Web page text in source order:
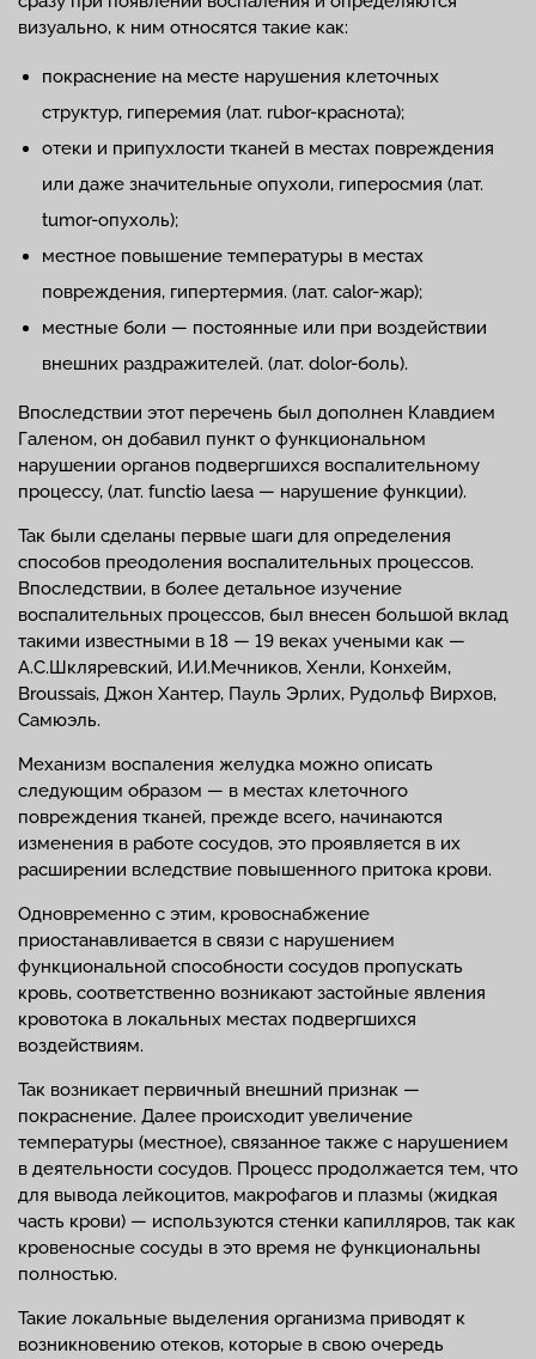
визуально, к ним относятся такие как:
покраснение на месте нарушения клеточных
структур, гиперемия (лат. rubor-краснота);
отеки и припухлости тканей в местах повреждения
или даже значительные опухоли, гиперосмия (лат.
tumor-опухоль);
местное повышение температуры в местах
повреждения, гипертермия. (лат. calor-жар);
местные боли — постоянные или при воздействии
внешних раздражителей. (лат. dolor-боль).
Впоследствии этот перечень был дополнен Клавдием
Галеном, он добавил пункт о функциональном
нарушении органов подвергшихся воспалительному
процессу, (лат. functio laesa — нарушение функции).
Так были сделаны первые шаги для определения
способов преодоления воспалительных процессов.
Впоследствии, в более детальное изучение
воспалительных процессов, был внесен большой вклад
такими известными в 18 — 19 веках учеными как —
А.С.Шкляревский, И.И.Мечников, Хенли, Конхейм,
Broussais, Джон Хантер, Пауль Эрлих, Рудольф Вирхов,
Самюэль.
Механизм воспаления желудка можно описать
следующим образом — в местах клеточного
повреждения тканей, прежде всего, начинаются
изменения в работе сосудов, это проявляется в их
расширении вследствие повышенного притока крови.
Одновременно с этим, кровоснабжение
приостанавливается в связи с нарушением
функциональной способности сосудов пропускать
кровь, соответственно возникают застойные явления
кровотока в локальных местах подвергшихся
воздействиям.
Так возникает первичный внешний признак —
покраснение. Далее происходит увеличение
температуры (местное), связанное также с нарушением
в деятельности сосудов. Процесс продолжается тем, что
для вывода лейкоцитов, макрофагов и плазмы (жидкая
часть крови) — используются стенки капилляров, так как
кровеносные сосуды в это время не функциональны
полностью.
Такие локальные выделения организма приводят к
возникновению отеков, которые в свою очередь